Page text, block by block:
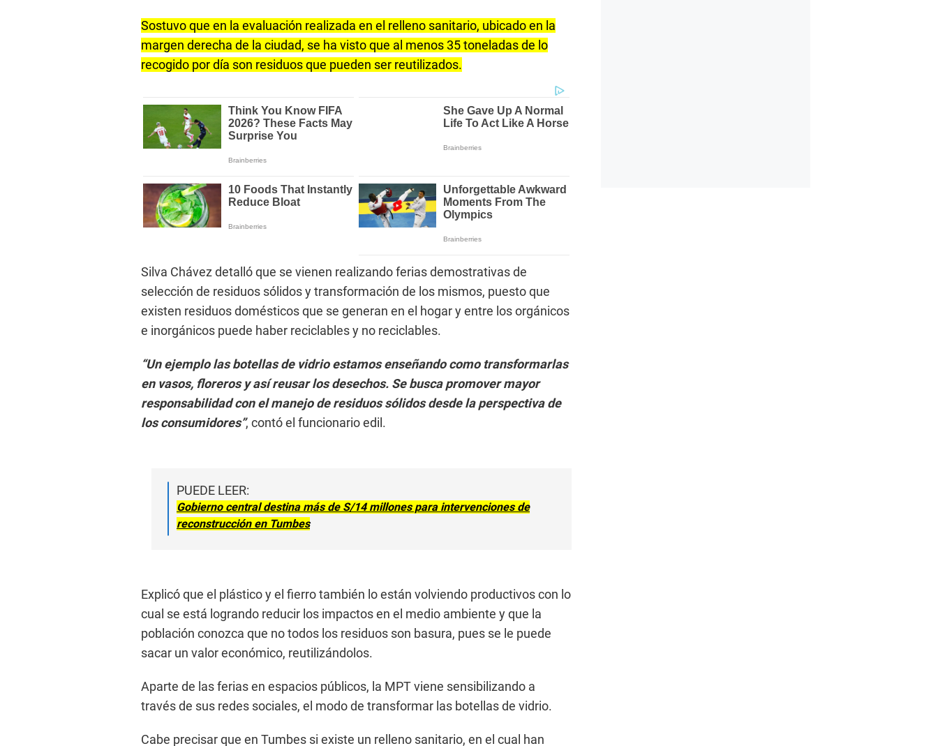
Sostuvo que en la evaluación realizada en el relleno sanitario, ubicado en la
margen derecha de la ciudad, se ha visto que al menos 35 toneladas de lo
recogido por día son residuos que pueden ser reutilizados.
Silva Chávez detalló que se vienen realizando ferias demostrativas de
selección de residuos sólidos y transformación de los mismos, puesto que
existen residuos domésticos que se generan en el hogar y entre los orgánicos
e inorgánicos puede haber reciclables y no reciclables.
“Un ejemplo las botellas de vidrio estamos enseñando como transformarlas
en vasos, floreros y así reusar los desechos. Se busca promover mayor
responsabilidad con el manejo de residuos sólidos desde la perspectiva de
los consumidores”, contó el funcionario edil.
PUEDE LEER:
Gobierno central destina más de S/14 millones para intervenciones de
reconstrucción en Tumbes
Explicó que el plástico y el fierro también lo están volviendo productivos con lo
cual se está logrando reducir los impactos en el medio ambiente y que la
población conozca que no todos los residuos son basura, pues se le puede
sacar un valor económico, reutilizándolos.
Aparte de las ferias en espacios públicos, la MPT viene sensibilizando a
través de sus redes sociales, el modo de transformar las botellas de vidrio.
Cabe precisar que en Tumbes si existe un relleno sanitario, en el cual han